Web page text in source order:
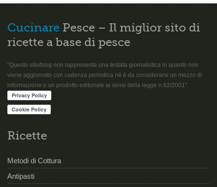
Cucinare Pesce – Il miglior sito di
ricette a base di pesce
“Questo sito/blog non rappresenta una testata giornalistica in quanto non
viene aggiornato con cadenza periodica né è da considerarsi un mezzo di
informazione o un prodotto editoriale ai sensi della legge n.62/2001”
Ricette
Metodi di Cottura
Antipasti